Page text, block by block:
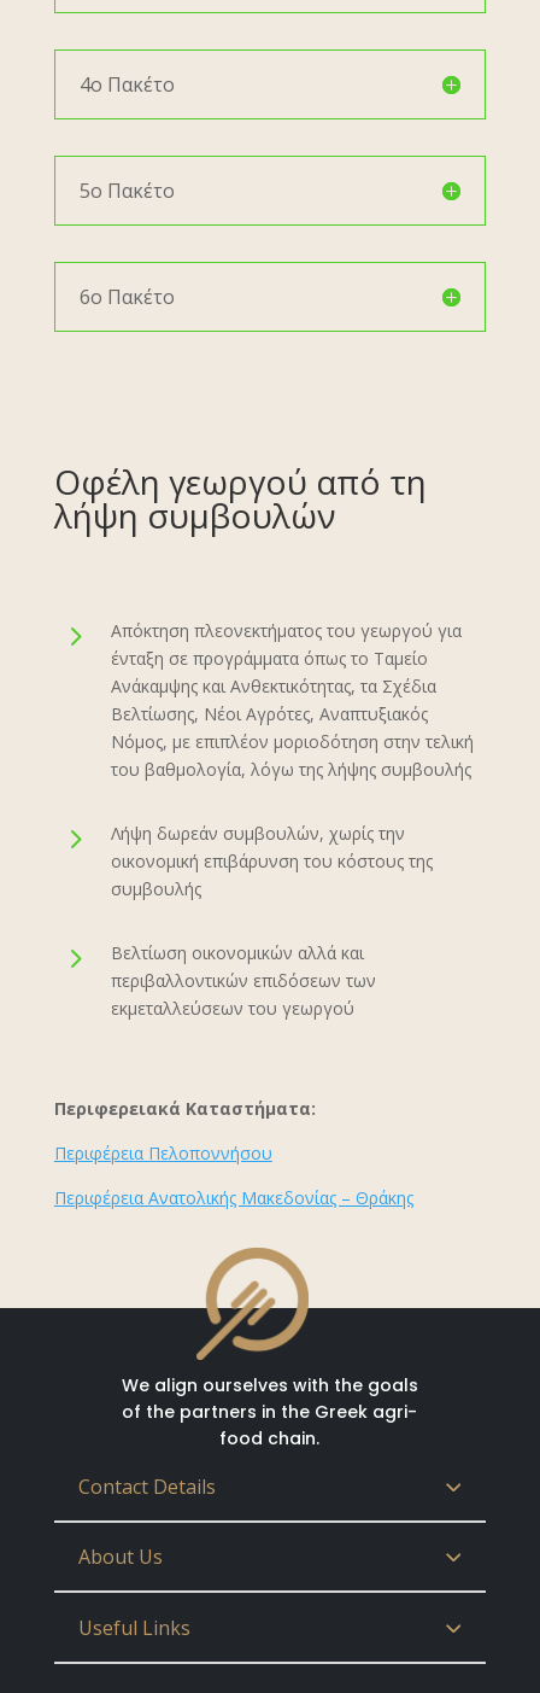
4ο Πακέτο
5ο Πακέτο
6ο Πακέτο
Οφέλη γεωργού από τη
λήψη συμβουλών
5
Απόκτηση πλεονεκτήματος του γεωργού για
ένταξη σε προγράμματα όπως το Ταμείο
Ανάκαμψης και Ανθεκτικότητας, τα Σχέδια
Βελτίωσης, Νέοι Αγρότες, Αναπτυξιακός
Νόμος, με επιπλέον μοριοδότηση στην τελική
του βαθμολογία, λόγω της λήψης συμβουλής
5
Λήψη δωρεάν συμβουλών, χωρίς την
οικονομική επιβάρυνση του κόστους της
συμβουλής
5
Βελτίωση οικονομικών αλλά και
περιβαλλοντικών επιδόσεων των
εκμεταλλεύσεων του γεωργού
Περιφερειακά Καταστήματα:
Περιφέρεια Πελοποννήσου
Περιφέρεια Ανατολικής Μακεδονίας – Θράκης
We align ourselves with the goals
of the partners in the Greek agri-
food chain.
Contact Details
About Us
Useful Links